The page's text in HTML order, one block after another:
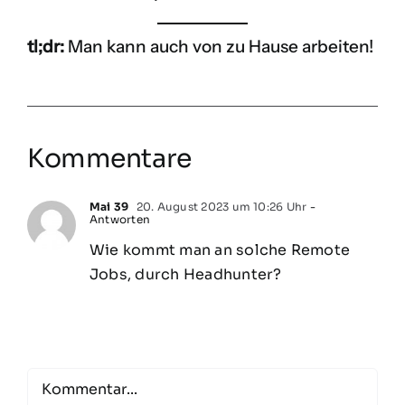
tl;dr: Man kann auch von zu Hause arbeiten!
Kommentare
Mai 39 20. August 2023 um 10:26 Uhr -
Antworten
Wie kommt man an solche Remote
Jobs, durch Headhunter?
Comment